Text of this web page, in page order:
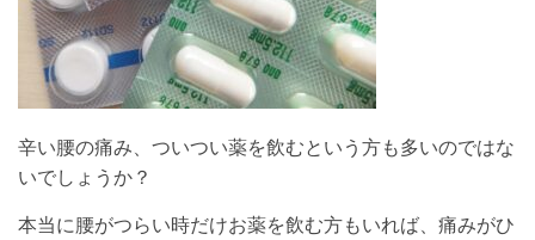
辛い腰の痛み、ついつい薬を飲むという方も多いのではな
いでしょうか？
本当に腰がつらい時だけお薬を飲む方もいれば、痛みがひ